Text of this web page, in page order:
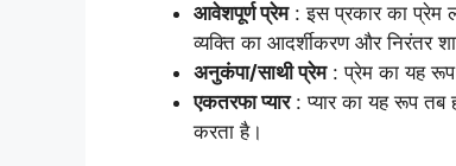
आवेशपूर्ण प्रेम: इस प्रकार का प्रेम
व्यक्ति का आदर्शीकरण और निरंतर
अनुकंपा/साथी प्रेम: प्रेम का यह रूप
एकतरफा प्यार: प्यार का यह रूप तब
करता है।